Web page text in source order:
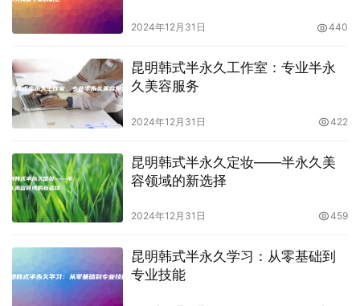
2024年12月31日 440
昆明韩式半永久工作室：专业半永
久美容服务
2024年12月31日 422
昆明韩式半永久定妆——半永久美
容领域的新选择
2024年12月31日 459
昆明韩式半永久学习：从零基础到
专业技能